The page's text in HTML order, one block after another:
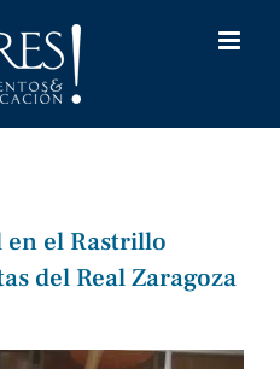
el Rastrillo
del Real Zaragoza